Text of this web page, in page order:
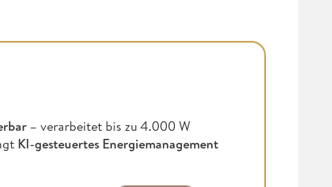
– verarbeitet bis zu 4.000 W
KI-gesteuertes Energiemanagement